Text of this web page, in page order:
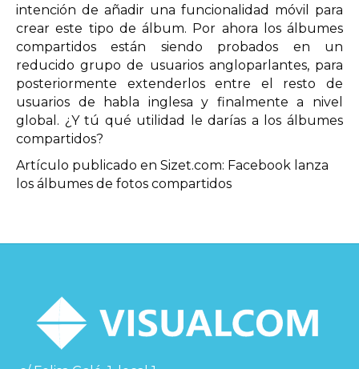
intención de añadir una funcionalidad móvil para
crear este tipo de álbum. Por ahora los álbumes
compartidos están siendo probados en un
reducido grupo de usuarios angloparlantes, para
posteriormente extenderlos entre el resto de
usuarios de habla inglesa y finalmente a nivel
global. ¿Y tú qué utilidad le darías a los álbumes
compartidos?
Artículo publicado en Sizet.com: Facebook lanza
los álbumes de fotos compartidos